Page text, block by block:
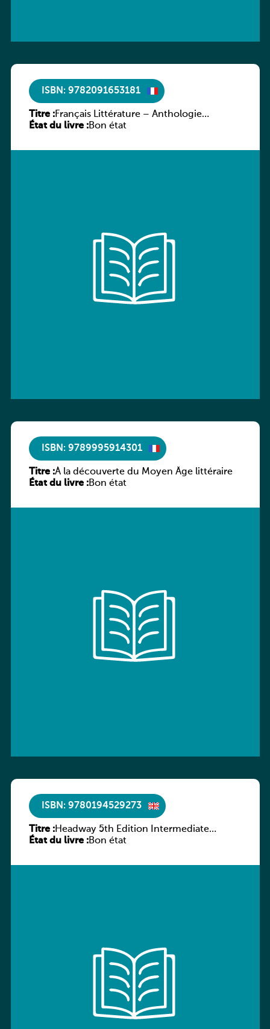
ISBN: 9782091653181
Titre :Français Littérature – Anthologie
chronologique 2de/1re
État du livre :Bon état
ISBN: 9789995914301
Titre :À la découverte du Moyen Âge littéraire
État du livre :Bon état
ISBN: 9780194529273
Titre :Headway 5th Edition Intermediate
Culture and Literature Companion
État du livre :Bon état